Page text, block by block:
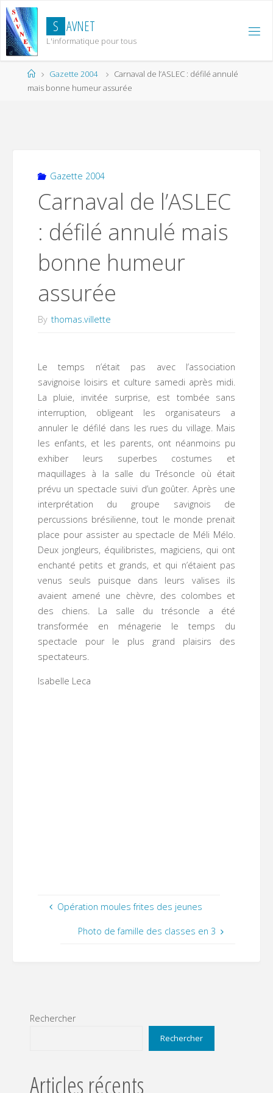
Skip
to
content
S AVNET
L'informatique pour tous
HomeGazette 2004
Carnaval de l’ASLEC : défilé annulé
mais bonne humeur assurée
Gazette 2004
Carnaval de l’ASLEC
: défilé annulé mais
bonne humeur
assurée
By thomas.villette
Le temps n’était pas avec l’association
savignoise loisirs et culture samedi après midi.
La pluie, invitée surprise, est tombée sans
interruption, obligeant les organisateurs a
annuler le défilé dans les rues du village. Mais
les enfants, et les parents, ont néanmoins pu
exhiber leurs superbes costumes et
maquillages à la salle du Trésoncle où était
prévu un spectacle suivi d’un goûter. Après une
interprétation du groupe savignois de
percussions brésilienne, tout le monde prenait
place pour assister au spectacle de Méli Mélo.
Deux jongleurs, équilibristes, magiciens, qui ont
enchanté petits et grands, et qui n’étaient pas
venus seuls puisque dans leurs valises ils
avaient amené une chèvre, des colombes et
des chiens. La salle du trésoncle a été
transformée en ménagerie le temps du
spectacle pour le plus grand plaisirs des
spectateurs.
Isabelle Leca
Opération moules frites des jeunes
Photo de famille des classes en 3
Rechercher
Rechercher
Articles récents